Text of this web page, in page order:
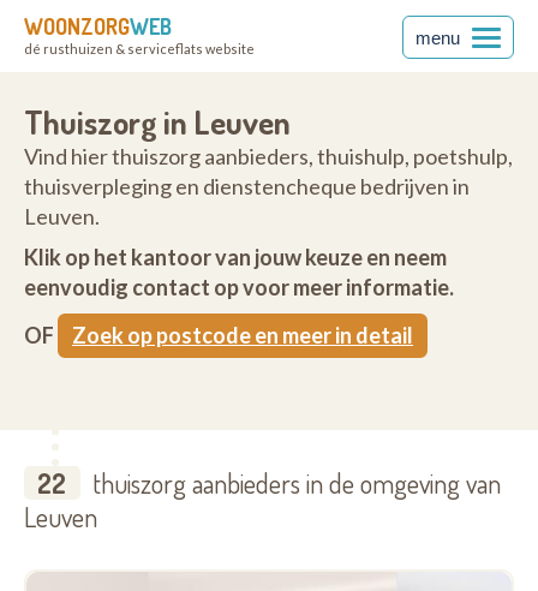
WOONZORGWEB
dé rusthuizen & serviceflats website
menu
Thuiszorg in Leuven
Vind hier thuiszorg aanbieders, thuishulp, poetshulp,
thuisverpleging en dienstencheque bedrijven in
Leuven.
Klik op het kantoor van jouw keuze en neem
eenvoudig contact op voor meer informatie.
OF
Zoek op postcode en meer in detail
22
thuiszorg aanbieders in de omgeving van
Leuven